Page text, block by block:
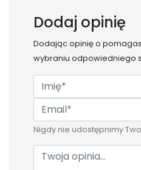
Dodaj opinię
Dodając opinię o
wybraniu odpowiedniego
Nigdy nie udostępnimy